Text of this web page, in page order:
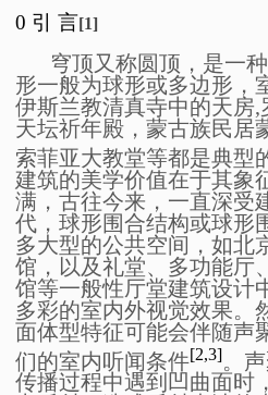
0 引 言[1]
穹顶又称圆顶，是一
形一般为球形或多边形，
伊斯兰教清真寺中的天房
天坛祈年殿，蒙古族民居
索菲亚大教堂等都是典型
建筑的美学价值在于其象
满，古往今来，一直深受
代，球形围合结构或球形
多大型的公共空间，如北
馆，以及礼堂、多功能厅
馆等一般性厅堂建筑设计
多彩的室内外视觉效果。
面体型特征可能会伴随声
们的室内听闻条件[2,3]。
传播过程中遇到凹曲面时